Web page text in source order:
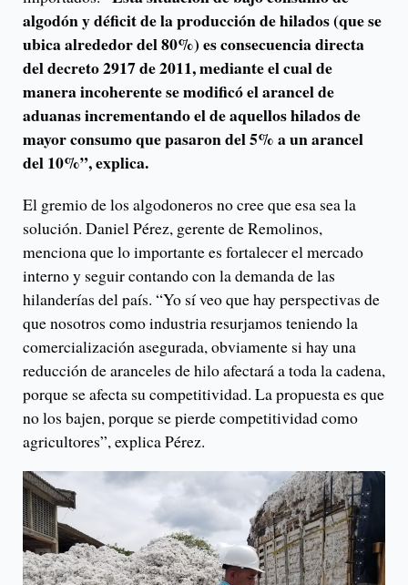
algodón y déficit de la producción de hilados (que se
ubica alrededor del 80%) es consecuencia directa
del decreto 2917 de 2011, mediante el cual de
manera incoherente se modificó el arancel de
aduanas incrementando el de aquellos hilados de
mayor consumo que pasaron del 5% a un arancel
del 10%”, explica.
El gremio de los algodoneros no cree que esa sea la
solución. Daniel Pérez, gerente de Remolinos,
menciona que lo importante es fortalecer el mercado
interno y seguir contando con la demanda de las
hilanderías del país. “Yo sí veo que hay perspectivas de
que nosotros como industria resurjamos teniendo la
comercialización asegurada, obviamente si hay una
reducción de aranceles de hilo afectará a toda la cadena,
porque se afecta su competitividad. La propuesta es que
no los bajen, porque se pierde competitividad como
agricultores”, explica Pérez.